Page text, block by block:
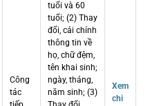
Công
tác
tuổi và 60
tuổi; (2) Thay
đổi, cải chính
thông tin về
họ, chữ đệm,
tên khai sinh;
ngày, tháng,
năm sinh; (3)
Xem
chi